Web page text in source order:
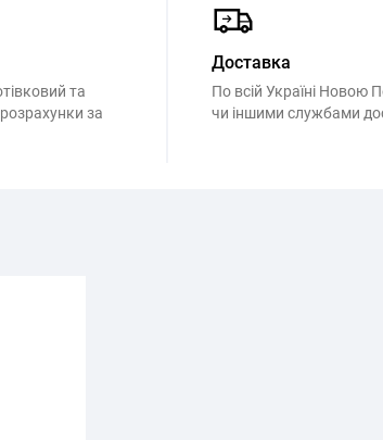
та
за
Доставка
По всій Україні Новою
чи іншими службами